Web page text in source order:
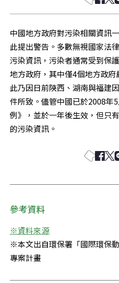
中國地方政府對污染相關資訊
此提出警告。多數無視國家法
污染資訊，污染者通常受到保
地方政府，其中僅4個地方政府
此乃因日前陝西、湖南與福建
件所致。儘管中國已於2008年
例》，並於一年後生效，但只
的污染資訊。
參考資料
※資料來源
※本文出自環保署「國際環保
專案計畫